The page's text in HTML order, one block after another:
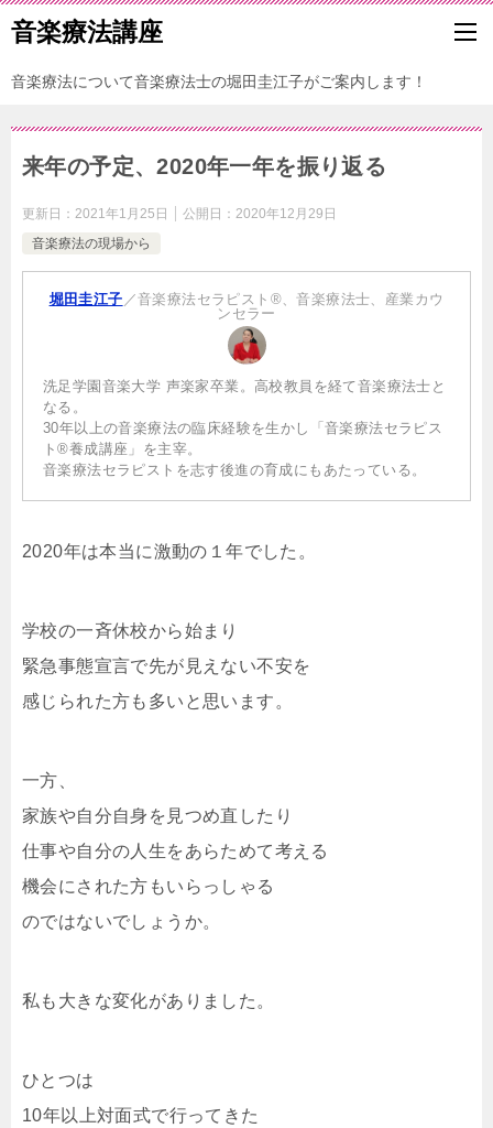
音楽療法講座
音楽療法について音楽療法士の堀田圭江子がご案内します！
来年の予定、2020年一年を振り返る
更新日： 2021年1月25日 公開日： 2020年12月29日
音楽療法の現場から
堀田圭江子 ／音楽療法セラピスト®、音楽療法士、産業カウ
ンセラー
洗足学園音楽大学 声楽家卒業。高校教員を経て音楽療法士と
なる。
30年以上の音楽療法の臨床経験を生かし「音楽療法セラピス
ト®養成講座」を主宰。
音楽療法セラピストを志す後進の育成にもあたっている。
2020年は本当に激動の１年でした。
学校の一斉休校から始まり
緊急事態宣言で先が見えない不安を
感じられた方も多いと思います。
一方、
家族や自分自身を見つめ直したり
仕事や自分の人生をあらためて考える
機会にされた方もいらっしゃる
のではないでしょうか。
私も大きな変化がありました。
ひとつは
10年以上対面式で行ってきた